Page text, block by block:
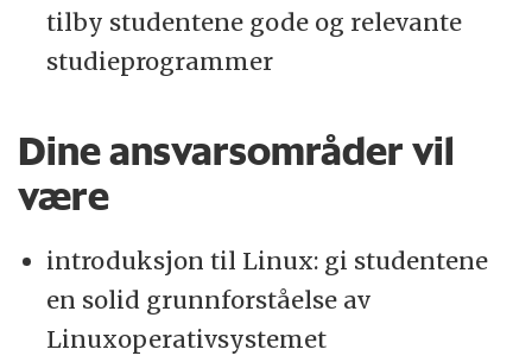
tilby studentene gode og relevante
studieprogrammer
Dine ansvarsområder vil
være
introduksjon til Linux: gi studentene
en solid grunnforståelse av
Linuxoperativsystemet